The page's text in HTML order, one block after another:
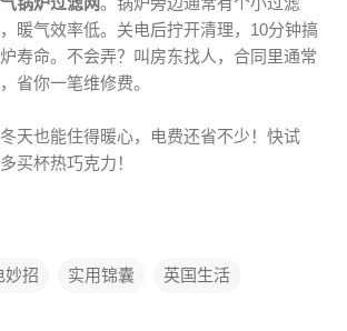
暖气效率低。关电后拧开清理，10分钟搞
寿命。不会弄？叫房东找人，合同里通常
省你一笔维修费。
天也能住得暖心，电费还省不少！快试
买杯热巧克力！
妙招 实用锦囊 英国生活